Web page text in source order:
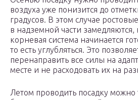
воздуха уже понизится до
градусов. В этом случае
в надземной части замедляются,
корневая система начинается
то есть углубляться. Это
перенаправить все силы на
месте и не расходовать их на
Летом проводить посадку